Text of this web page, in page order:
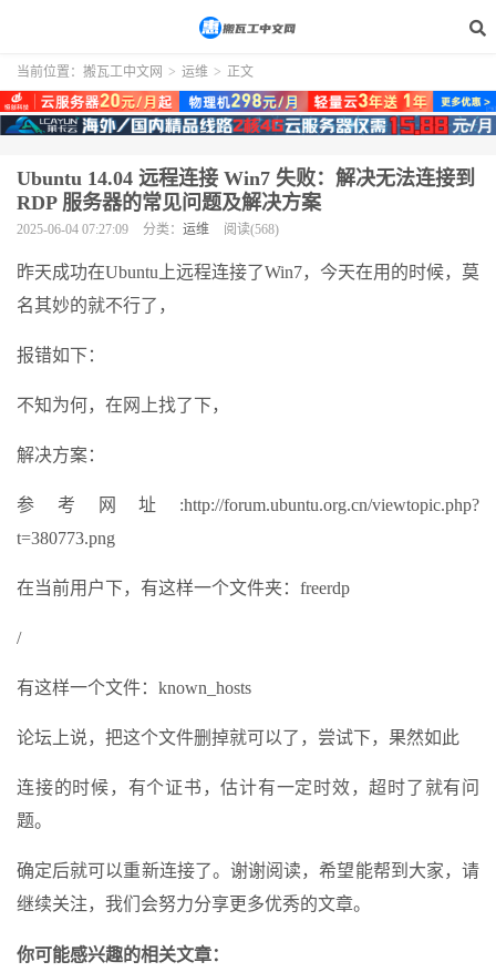
当前位置： 搬瓦工中文网 > 运维 > 正文
Ubuntu 14.04 远程连接 Win7 失败：解决无法连接到
RDP 服务器的常见问题及解决方案
2025-06-04 07:27:09 分类： 运维 阅读(568)
昨天成功在Ubuntu上远程连接了Win7，今天在用的时候，莫
名其妙的就不行了，
报错如下：
不知为何，在网上找了下，
解决方案：
参考网址:http://forum.ubuntu.org.cn/viewtopic.php?
t=380773.png
在当前用户下，有这样一个文件夹：freerdp
/
有这样一个文件：known_hosts
论坛上说，把这个文件删掉就可以了，尝试下，果然如此
连接的时候，有个证书，估计有一定时效，超时了就有问
题。
确定后就可以重新连接了。谢谢阅读，希望能帮到大家，请
继续关注，我们会努力分享更多优秀的文章。
你可能感兴趣的相关文章：